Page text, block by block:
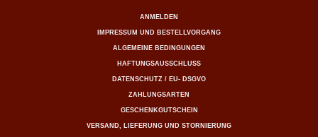
ANMELDEN
IMPRESSUM UND BESTELLVORGANG
ALGEMEINE BEDINGUNGEN
HAFTUNGSAUSSCHLUSS
DATENSCHUTZ / EU- DSGVO
ZAHLUNGSARTEN
GESCHENKGUTSCHEIN
VERSAND, LIEFERUNG UND STORNIERUNG